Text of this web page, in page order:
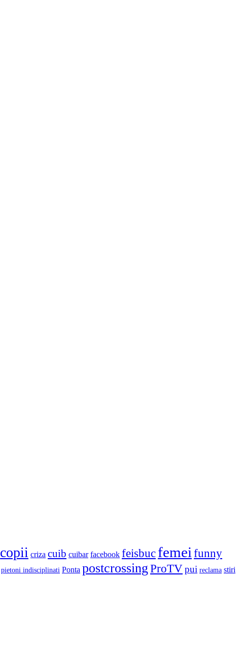
copii criza cuib cuibar facebook feisbuc femei funny
pietoni indisciplinati Ponta postcrossing ProTVpui reclama stiri